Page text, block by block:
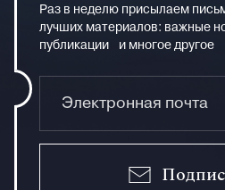
Раз в неделю присылаем
лучших материалов: важные
публикации и многое другое